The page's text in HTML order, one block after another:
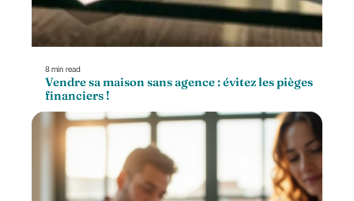
8 min read
Vendre sa maison sans agence : évitez les pièges
financiers !